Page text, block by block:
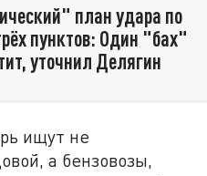
план удара по
пунктов: Один "бах"
уточнил Делягин
ищут не
а бензовозы,